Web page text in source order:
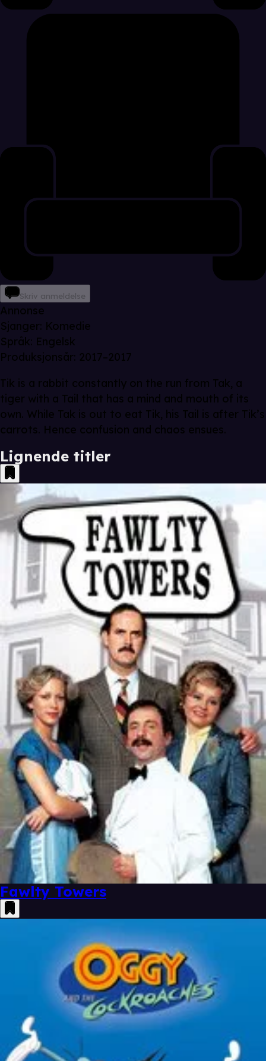
Skriv anmeldelse
Annonse
Sjanger: Komedie
Språk: Engelsk
Produksjonsår: 2017–2017
Tik is a rabbit constantly on the run from Tak, a
tiger with a Tail that has a mind and mouth of its
own. While Tak is out to eat Tik, his Tail is after Tik’s
carrots. Hence confusion and chaos ensues.
Lignende titler
Fawlty Towers